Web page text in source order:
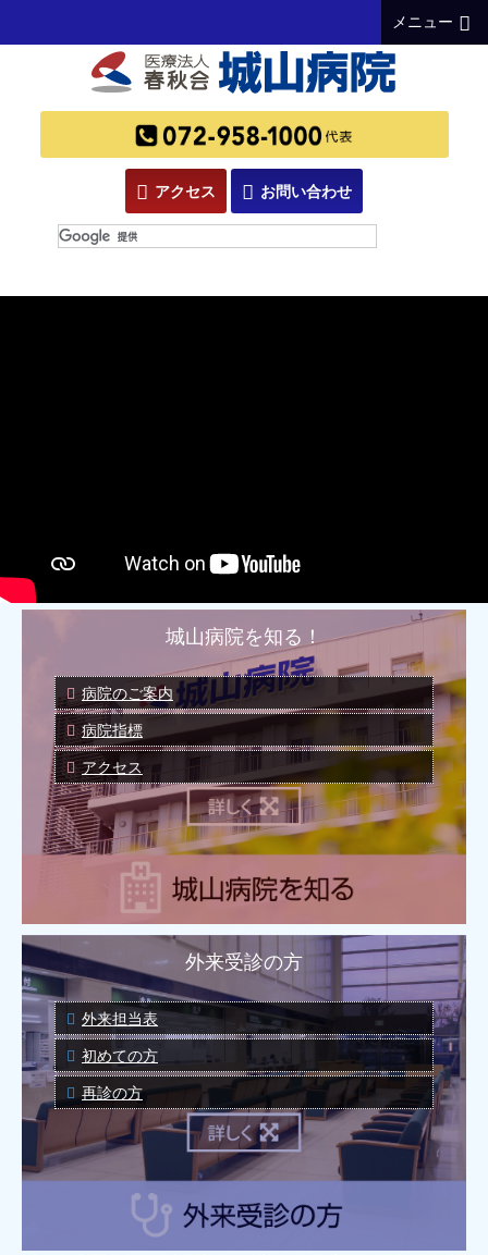
アクセス お問い合わせ
メニュー
城山病院を知る！
病院のご案内
病院指標
アクセス
外来受診の方
外来担当表
初めての方
再診の方